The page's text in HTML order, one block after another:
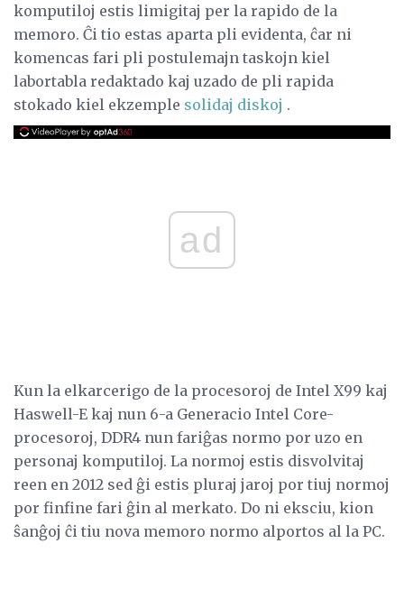
komputiloj estis limigitaj per la rapido de la
memoro. Ĉi tio estas aparta pli evidenta, ĉar ni
komencas fari pli postulemajn taskojn kiel
labortabla redaktado kaj uzado de pli rapida
stokado kiel ekzemple solidaj diskoj .
ad
Kun la elkarcerigo de la procesoroj de Intel X99 kaj
Haswell-E kaj nun 6-a Generacio Intel Core-
procesoroj, DDR4 nun fariĝas normo por uzo en
personaj komputiloj. La normoj estis disvolvitaj
reen en 2012 sed ĝi estis pluraj jaroj por tiuj normoj
por finfine fari ĝin al merkato. Do ni eksciu, kion
ŝanĝoj ĉi tiu nova memoro normo alportos al la PC.